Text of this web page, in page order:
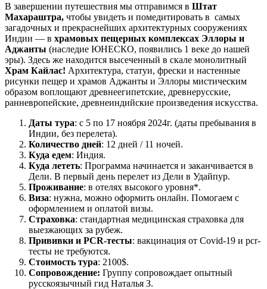
В завершении путешествия мы отправимся в Штат
Махараштра, чтобы увидеть и помедитировать в самых
загадочных и прекраснейших архитектурных сооружениях
Индии — в храмовых пещерных комплексах Эллоры и
Аджанты (наследие ЮНЕСКО, появились 1 веке до нашей
эры). Здесь же находится высеченный в скале монолитный
Храм Кайлас! Архитектура, статуи, фрески и настенные
рисунки пещер и храмов Аджанты и Эллоры мистическим
образом воплощают древнеегипетские, древнерусские,
ранневропейские, древнеиндийские произведения искусства.
Даты тура: с 5 по 17 ноября 2024г. (даты пребывания в
Индии, без перелета).
Количество дней: 12 дней / 11 ночей.
Куда едем: Индия.
Куда лететь: Программа начинается и заканчивается в
Дели. В первый день перелет из Дели в Удайпур.
Проживание: в отелях высокого уровня*.
Виза: нужна, можно оформить онлайн. Помогаем с
оформлением и оплатой визы.
Страховка: стандартная медицинская страховка для
выезжающих за рубеж.
Прививки и PCR-тесты: вакцинация от Covid-19 и pcr-
тесты не требуются.
Стоимость тура: 2100$.
Сопровождение: Группу сопровождает опытный
русскоязычный гид Наталья З.